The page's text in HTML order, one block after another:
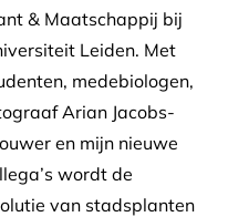
& Maatschappij bij
Leiden. Met
medebiologen,
Arian Jacobs-
en mijn nieuwe
wordt de
van stadsplanten